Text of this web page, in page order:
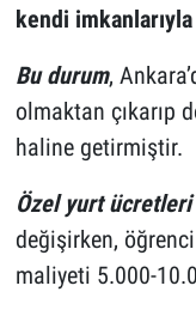
kendi imkanlarıyla
Bu durum,
olmaktan çıkarıp
haline getirmiştir.
Özel yurt ücretleri
değişirken,
maliyeti 5.000-